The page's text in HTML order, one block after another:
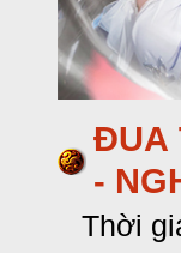
ĐUA
-
Thời